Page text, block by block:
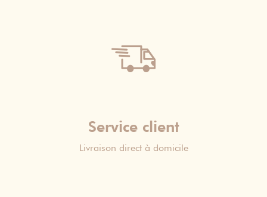
Service client
Livraison direct à domicile